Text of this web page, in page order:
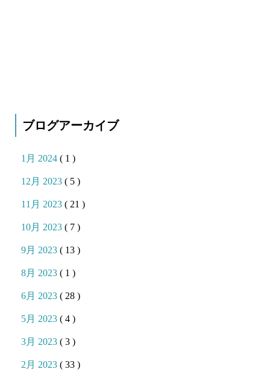
ブログアーカイブ
1月 2024( 1 )
12月 2023( 5 )
11月 2023( 21 )
10月 2023( 7 )
9月 2023( 13 )
8月 2023( 1 )
6月 2023( 28 )
5月 2023( 4 )
3月 2023( 3 )
2月 2023( 33 )